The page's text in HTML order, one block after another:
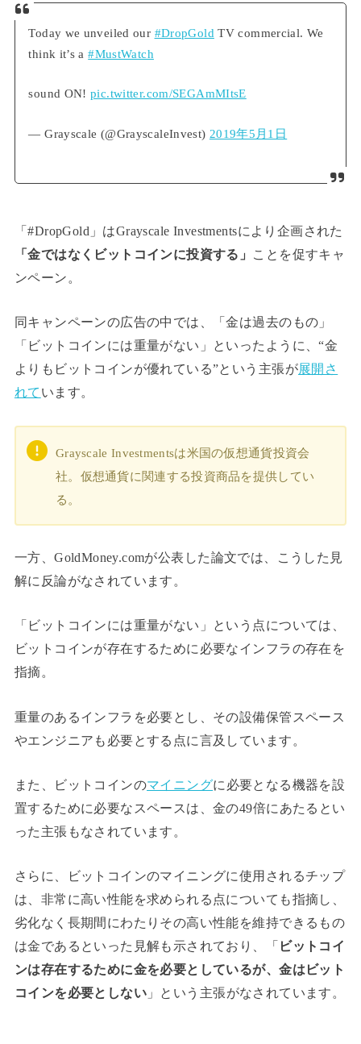
Today we unveiled our #DropGold TV commercial. We
think it’s a#MustWatch
sound ON!pic.twitter.com/SEGAmMItsE
— Grayscale (@GrayscaleInvest) 2019年5月1日
「#DropGold」はGrayscale Investmentsにより企画された
「金ではなくビットコインに投資する」 ことを促すキャ
ンペーン。
同キャンペーンの広告の中では、「金は過去のもの」
「ビットコインには重量がない」といったように、“金
よりもビットコインが優れている”という主張が展開さ
れて います。
Grayscale Investmentsは米国の仮想通貨投資会
社。仮想通貨に関連する投資商品を提供してい
る。
一方、GoldMoney.comが公表した論文では、こうした見
解に反論がなされています。
「ビットコインには重量がない」という点については、
ビットコインが存在するために必要なインフラの存在を
指摘。
重量のあるインフラを必要とし、その設備保管スペース
やエンジニアも必要とする点に言及しています。
また、ビットコインのマイニングに必要となる機器を設
置するために必要なスペースは、金の49倍にあたるとい
った主張もなされています。
さらに、ビットコインのマイニングに使用されるチップ
は、非常に高い性能を求められる点についても指摘し、
劣化なく長期間にわたりその高い性能を維持できるもの
は金であるといった見解も示されており、「 ビットコイ
ンは存在するために金を必要としているが、金はビット
コインを必要としない 」という主張がなされています。